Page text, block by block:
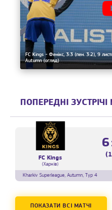
FC Kings - Фенікс, 3:3 (пен. 3:2), 9
Autumn (огляд)
ПОПЕРЕДНІ
FC Kings
(Харків)
Kharkiv Superleague, Autumn, Тур 4
ПОКАЗАТИ ВСІ МАТЧІ